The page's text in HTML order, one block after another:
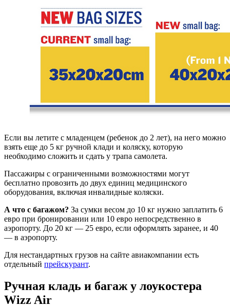
Если вы летите с младенцем (ребенок до 2 лет), на него можно
взять еще до 5 кг ручной клади и коляску, которую
необходимо сложить и сдать у трапа самолета.
Пассажиры с ограниченными возможностями могут
бесплатно провозить до двух единиц медицинского
оборудования, включая инвалидные коляски.
А что с багажом? За сумки весом до 10 кг нужно заплатить 6
евро при бронировании или 10 евро непосредственно в
аэропорту. До 20 кг — 25 евро, если оформлять заранее, и 40
— в аэропорту.
Для нестандартных грузов на сайте авиакомпании есть
отдельный прейскурант.
Ручная кладь и багаж у лоукостера
Wizz Air